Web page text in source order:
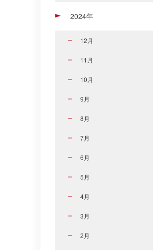
2024年
12月
11月
10月
9月
8月
7月
6月
5月
4月
3月
2月